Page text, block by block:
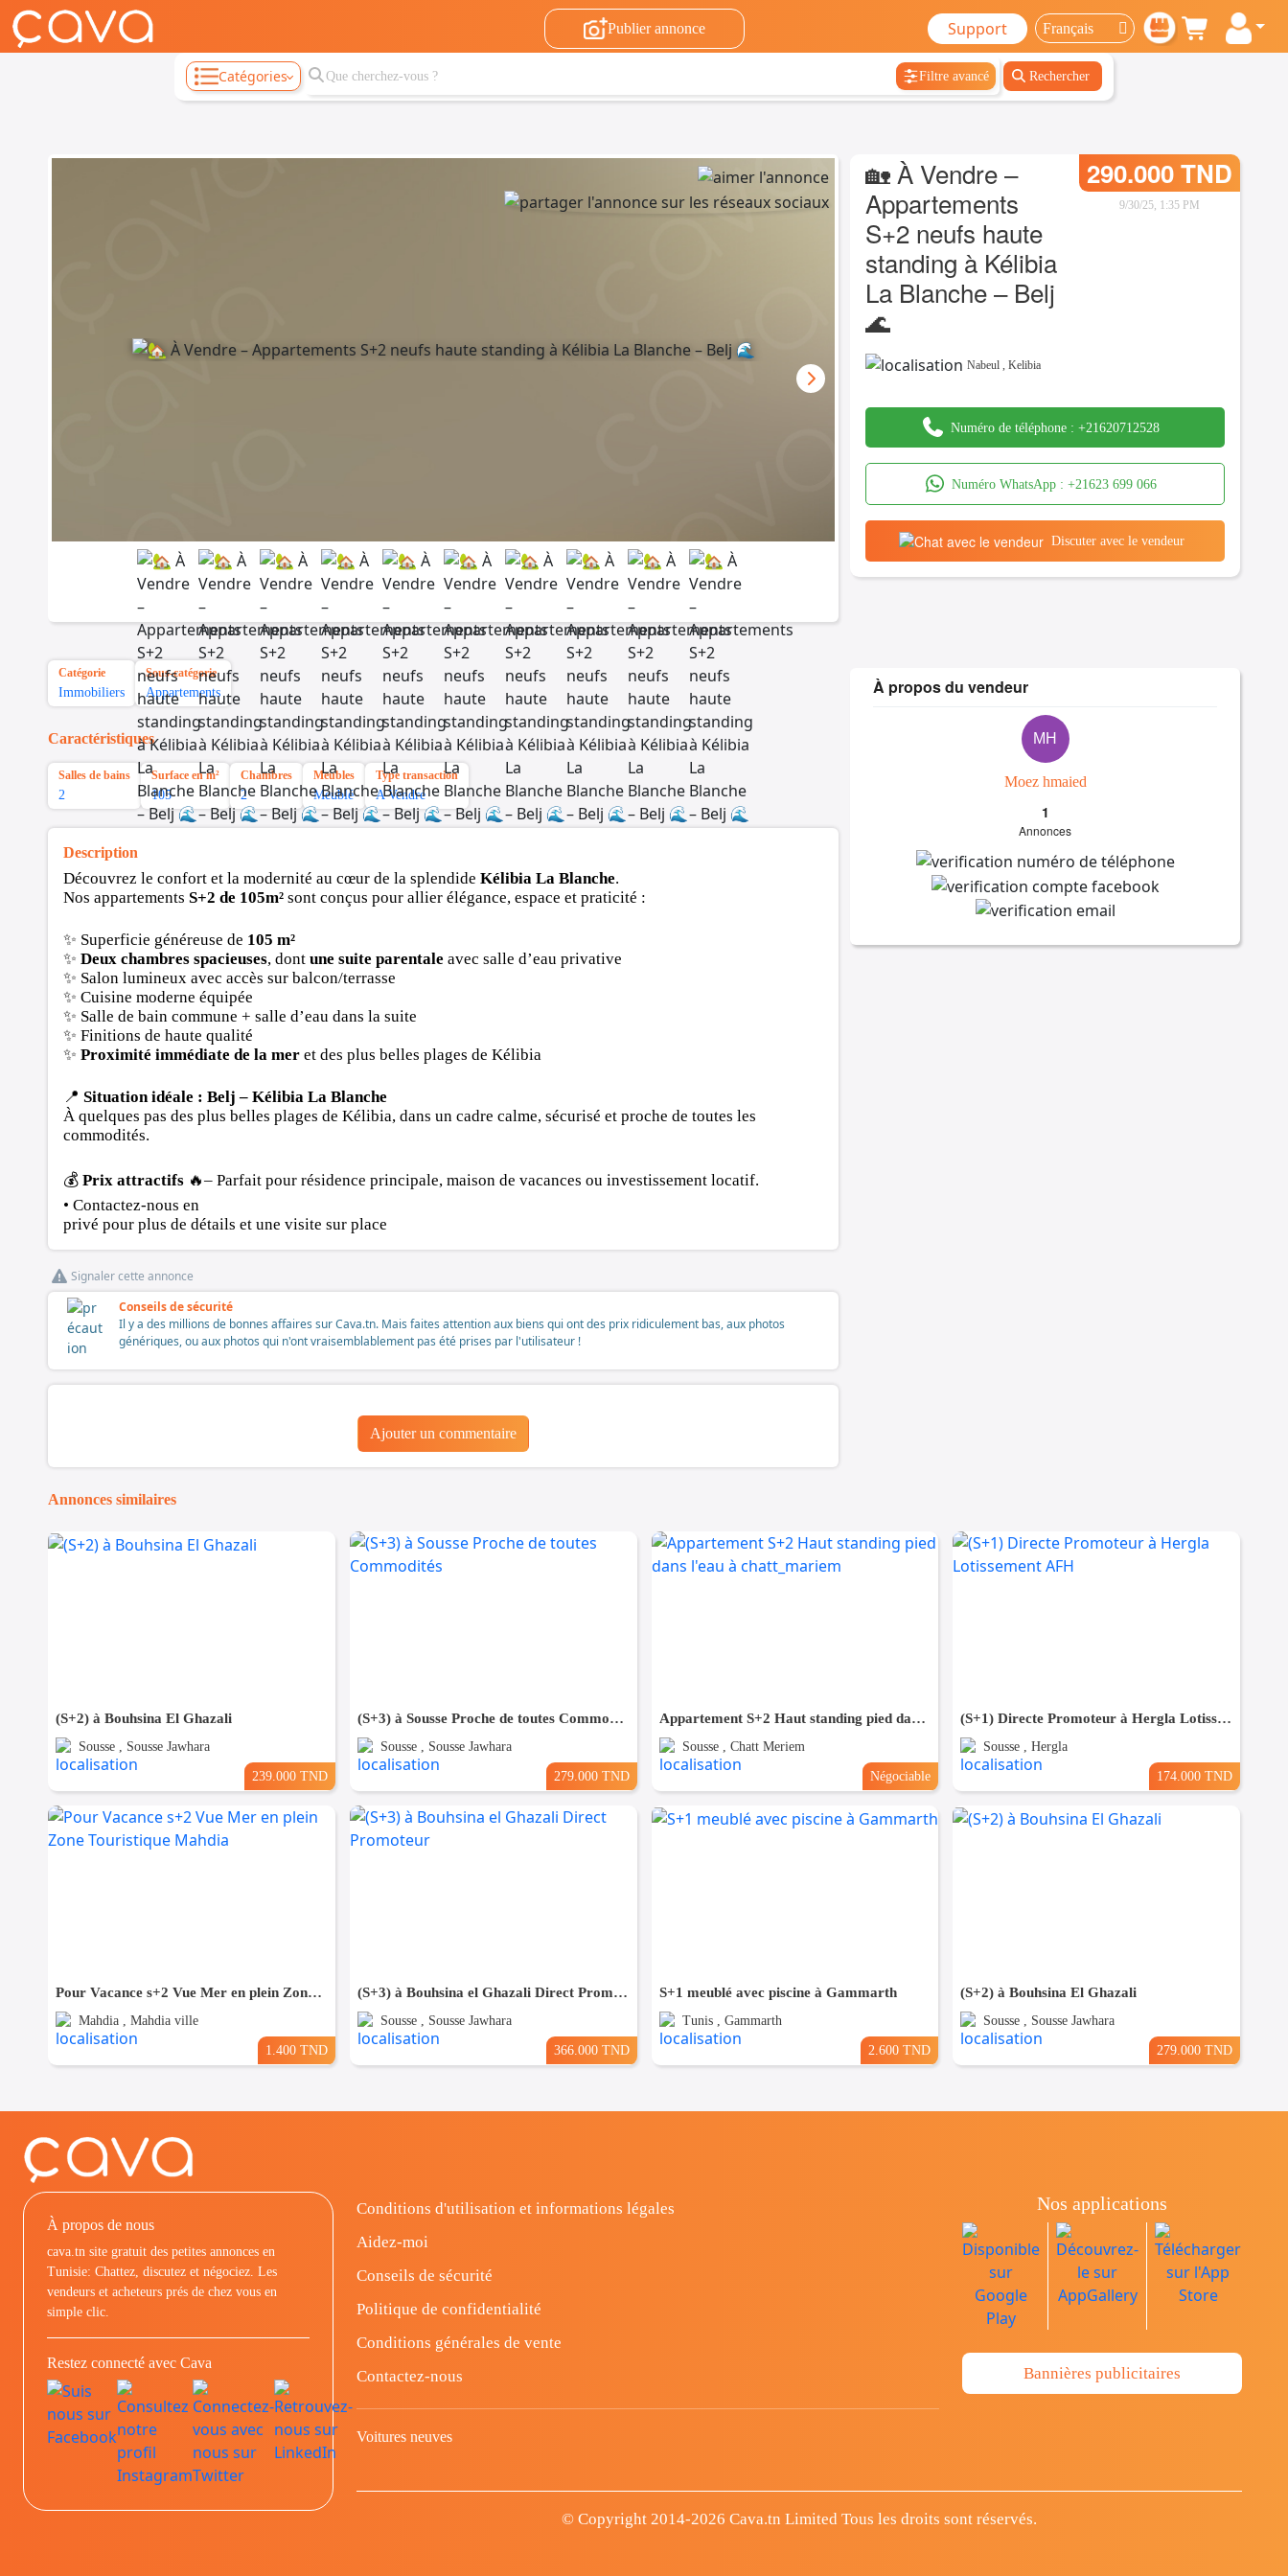
Publier annonce Support
Catégories Filtre avancé Rechercher
🏡 À Vendre –
Appartements
S+2 neufs haute
standing à Kélibia
La Blanche – Belj
🌊
290.000 TND
9/30/25, 1:35 PM
Nabeul ,Kelibia
Numéro de téléphone :+21620712528
Numéro WhatsApp : +21623 699 066
Discuter avec le vendeur
Catégorie
Immobiliers
Sous-catégorie
Appartements
Caractéristiques
Salles de bains
2
Surface en m²
105
Chambres
2
Meubles
Meublé
Type transaction
A Vendre
Description
Découvrez le confort et la modernité au cœur de la splendide Kélibia La Blanche.
Nos appartements S+2 de 105m² sont conçus pour allier élégance, espace et praticité :
✨ Superficie généreuse de 105 m²
✨ Deux chambres spacieuses, dont une suite parentale avec salle d’eau privative
✨ Salon lumineux avec accès sur balcon/terrasse
✨ Cuisine moderne équipée
✨ Salle de bain commune + salle d’eau dans la suite
✨ Finitions de haute qualité
✨ Proximité immédiate de la mer et des plus belles plages de Kélibia
📍 Situation idéale : Belj – Kélibia La Blanche
À quelques pas des plus belles plages de Kélibia, dans un cadre calme, sécurisé et proche de toutes les
commodités.
💰 Prix attractifs 🔥– Parfait pour résidence principale, maison de vacances ou investissement locatif.
• Contactez-nous en
privé pour plus de détails et une visite sur place
Signaler cette annonce
Conseils de sécurité
Il y a des millions de bonnes affaires sur Cava.tn. Mais faites attention aux biens qui ont des prix ridiculement bas, aux photos
génériques, ou aux photos qui n'ont vraisemblablement pas été prises par l'utilisateur !
Ajouter un commentaire
À propos du vendeur
MH
Moez hmaied
1
Annonces
Annonces similaires
(S+2) à Bouhsina El Ghazali
Sousse , Sousse Jawhara
239.000 TND
(S+3) à Sousse Proche de toutes Commodités
Sousse , Sousse Jawhara
279.000 TND
Appartement S+2 Haut standing pied dans l'eau à chatt_mariem
Sousse , Chatt Meriem
Négociable
(S+1) Directe Promoteur à Hergla Lotissement AFH
Sousse , Hergla
174.000 TND
Pour Vacance s+2 Vue Mer en plein Zone Touristique Mahdia
Mahdia , Mahdia ville
1.400 TND
(S+3) à Bouhsina el Ghazali Direct Promoteur
Sousse , Sousse Jawhara
366.000 TND
S+1 meublé avec piscine à Gammarth
Tunis , Gammarth
2.600 TND
(S+2) à Bouhsina El Ghazali
Sousse , Sousse Jawhara
279.000 TND
À propos de nous
cava.tn site gratuit des petites annonces en
Tunisie: Chattez, discutez et négociez. Les
vendeurs et acheteurs prés de chez vous en
simple clic.
Restez connecté avec Cava
Conditions d'utilisation et informations légales
Aidez-moi
Conseils de sécurité
Politique de confidentialité
Conditions générales de vente
Contactez-nous
Voitures neuves
Nos applications
Bannières publicitaires
© Copyright 2014-2026 Cava.tn Limited Tous les droits sont réservés.